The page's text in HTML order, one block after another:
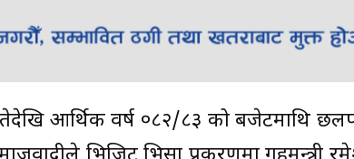
गतेदेखि आर्थिक वर्ष ०८२/८३ को बजेटमाथि